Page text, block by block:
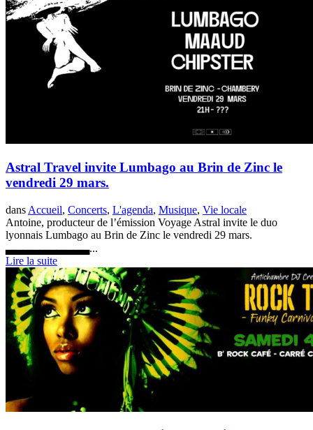
Astral Travel invite Lumbago au Brin de Zinc le
vendredi 29 mars.
dans Accueil, Concerts, L'agenda, Musique, Vie locale
Antoine, producteur de l’émission Voyage Astral invite le duo
lyonnais Lumbago au Brin de Zinc le vendredi 29 mars.
▃▃▃▃▃▃▃▃▃▃...
Lire la suite